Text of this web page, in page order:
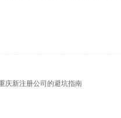
庆新注册公司的避坑指南